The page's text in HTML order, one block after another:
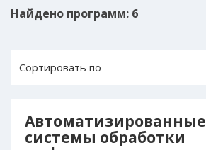
Найдено программ: 6
Сортировать по
Автоматизированные
системы обработки